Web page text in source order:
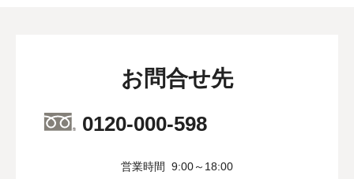
お問合せ先
0120-000-598
営業時間 9:00～18:00